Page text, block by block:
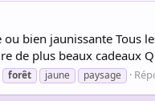
bien jaunissante Tous
de plus beaux
forêt jaune paysage